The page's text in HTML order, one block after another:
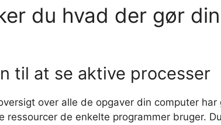
du hvad der gør
til at se aktive processer
over alle de opgaver din computer har
ressourcer de enkelte programmer bruger.